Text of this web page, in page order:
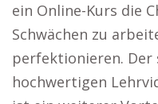
ein Online-Kurs die
Schwächen zu
perfektionieren. Der
hochwertigen